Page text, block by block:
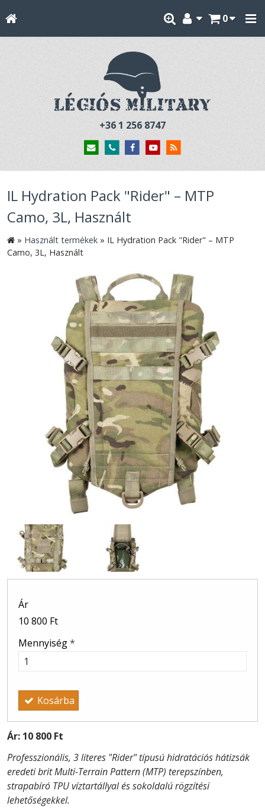
0
+36 1 256 8747
IL Hydration Pack "Rider" – MTP
Camo, 3L, Használt
» Használt termékek » IL Hydration Pack "Rider" – MTP
Camo, 3L, Használt
Ár
10 800 Ft
Mennyiség*
Kosárba
Ár: 10 800 Ft
Professzionális, 3 literes "Rider" típusú hidratációs hátizsák
eredeti brit Multi-Terrain Pattern (MTP) terepszínben,
strapabíró TPU víztartállyal és sokoldalú rögzítési
lehetőségekkel.